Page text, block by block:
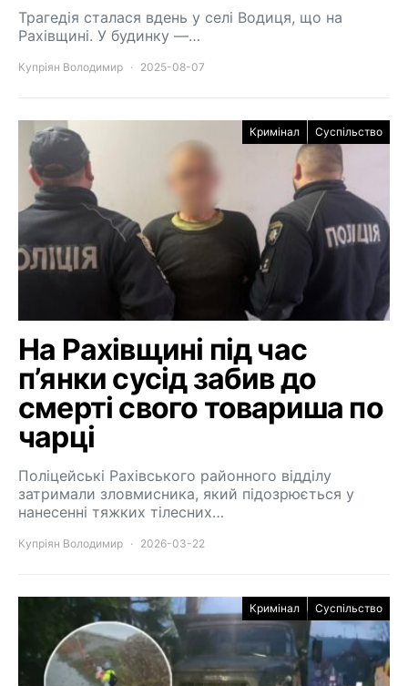
Трагедія сталася вдень у селі Водиця, що на
Рахівщині. У будинку —…
Купріян Володимир 2025-08-07
Кримінал Суспільство
На Рахівщині під час
п’янки сусід забив до
смерті свого товариша по
чарці
Поліцейські Рахівського районного відділу
затримали зловмисника, який підозрюється у
нанесенні тяжких тілесних…
Купріян Володимир 2026-03-22
Кримінал Суспільство